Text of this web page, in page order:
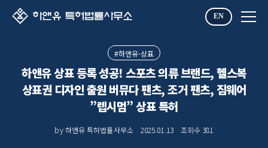
EN
#하앤유-상표
하앤유 상표 등록 성공! 스포츠 의류 브랜드, 헬스복
상표권 디자인 출원 버뮤다 팬츠, 조거 팬츠, 짐웨어
”렙시멈” 상표 특허
by 하앤유 특허법률사무소 2025.01.13 조회수 381